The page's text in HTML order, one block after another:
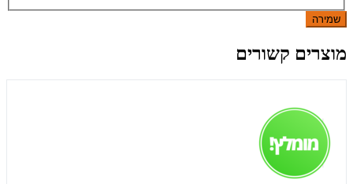
שמירה
מוצרים קשורים